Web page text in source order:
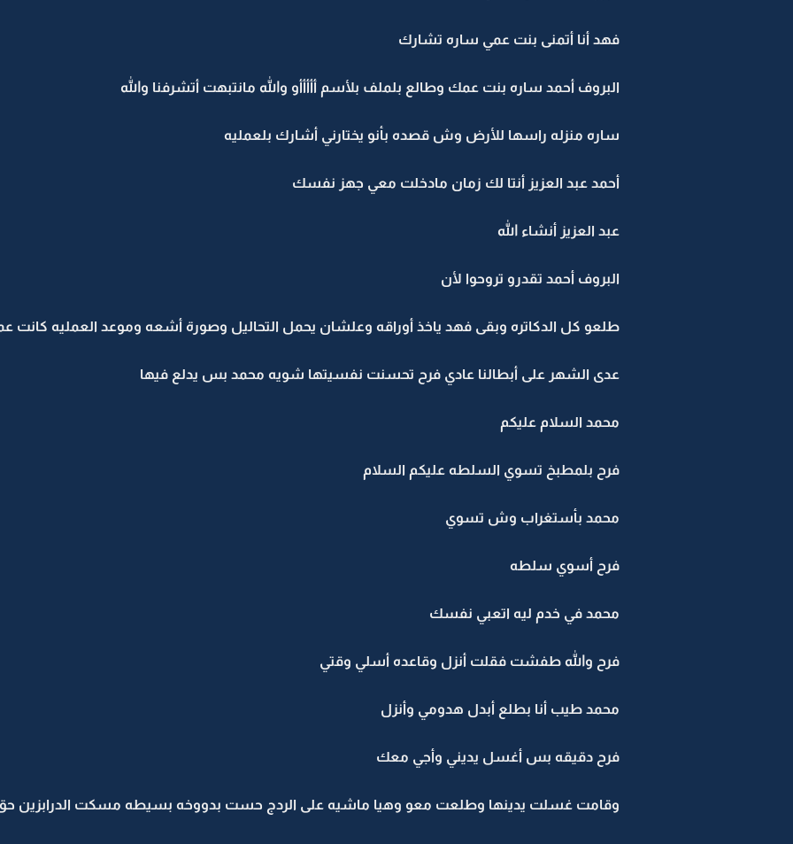
فهد أنا أتمنى بنت عمي ساره تشارك
البروف أحمد ساره بنت عمك وطالع بلملف بلأسم أأأأأو والله مانتبهت أتشرفنا والله
ساره منزله راسها للأرض وش قصده بأنو يختارني أشارك بلعمليه
أحمد عبد العزيز أنتا لك زمان مادخلت معي جهز نفسك
عبد العزيز أنشاء الله
البروف أحمد تقدرو تروحوا لأن
طلعو كل الدكاتره وبقى فهد ياخذ أوراقه وعلشان يحمل التحاليل وصورة أشعه وموعد العمليه كانت
عدى الشهر على أبطالنا عادي فرح تحسنت نفسيتها شويه محمد بس يدلع فيها
محمد السلام عليكم
فرح بلمطبخ تسوي السلطه عليكم السلام
محمد بأستغراب وش تسوي
فرح أسوي سلطه
محمد في خدم ليه اتعبي نفسك
فرح والله طفشت فقلت أنزل وقاعده أسلي وقتي
محمد طيب أنا بطلع أبدل هدومي وأنزل
فرح دقيقه بس أغسل يديني وأجي معك
وقامت غسلت يدينها وطلعت معو وهيا ماشيه على الردج حست بدووخه بسيطه مسكت الدرابزين